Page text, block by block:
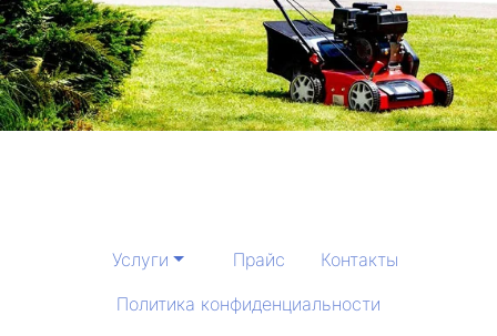
Услуги Прайс
Контакты
Политика конфиденциальности